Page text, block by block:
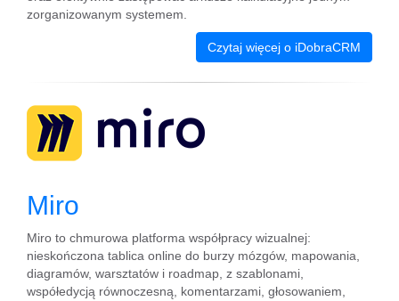
zorganizowanym systemem.
Czytaj więcej o iDobraCRM
Miro
Miro to chmurowa platforma współpracy wizualnej:
nieskończona tablica online do burzy mózgów, mapowania,
diagramów, warsztatów i roadmap, z szablonami,
współedycją równoczesną, komentarzami, głosowaniem,